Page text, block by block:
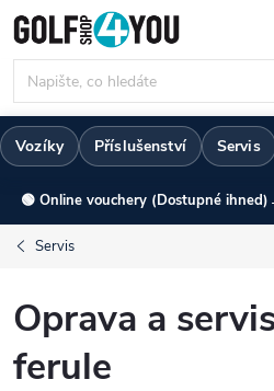
Přejít
na
obsah
Vozíky Příslušenství Servis
🟢 Online vouchery (Dostupné ihned)
Servis
Oprava a
ferule